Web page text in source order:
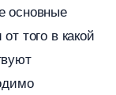
основные
того в какой